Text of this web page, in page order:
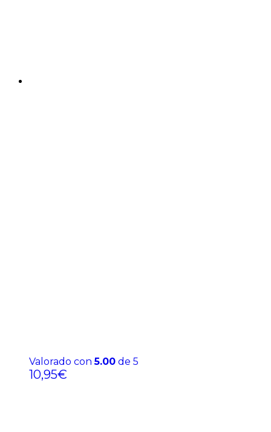
Valorado con5.00 de 5
10,95€